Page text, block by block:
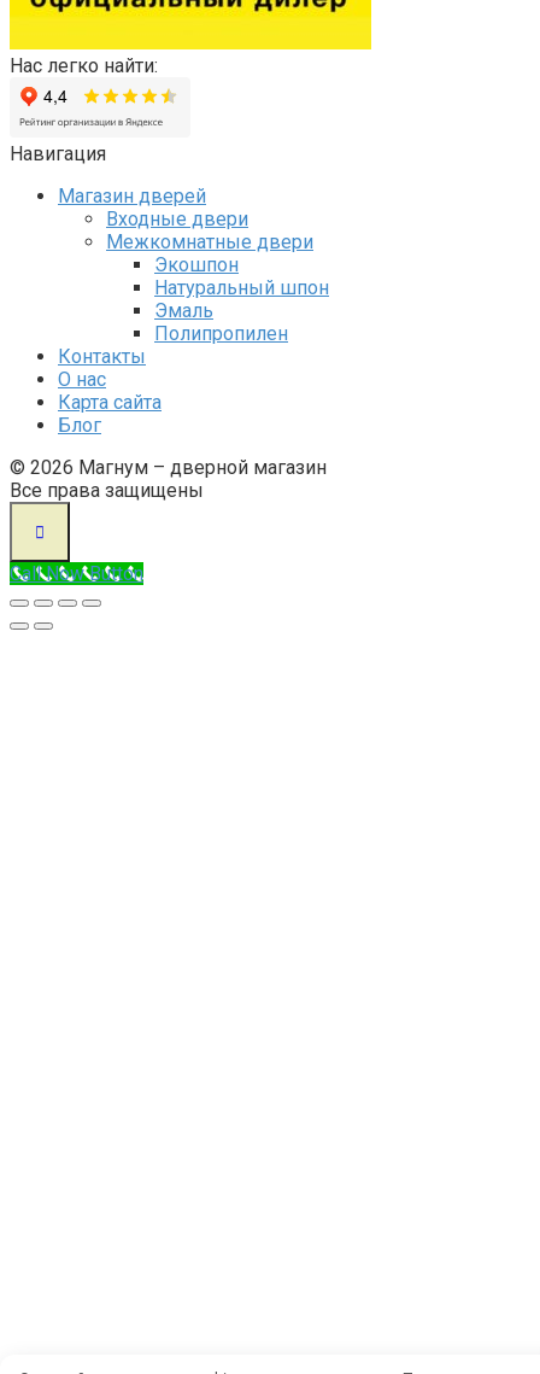
Нас легко найти:
Навигация
Магазин дверей
Входные двери
Межкомнатные двери
Экошпон
Натуральный шпон
Эмаль
Полипропилен
Контакты
О нас
Карта сайта
Блог
© 2026 Магнум – дверной магазин
Все права защищены
Call Now Button